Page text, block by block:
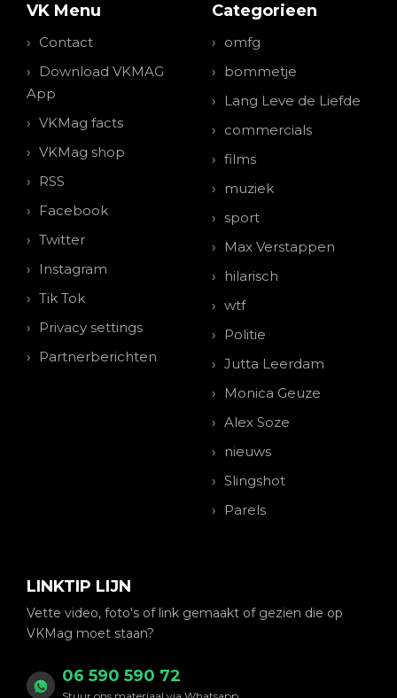
VK Menu
Contact
Download VKMAG
App
VKMag facts
VKMag shop
RSS
Facebook
Twitter
Instagram
Tik Tok
Privacy settings
Partnerberichten
Categorieen
omfg
bommetje
Lang Leve de Liefde
commercials
films
muziek
sport
Max Verstappen
hilarisch
wtf
Politie
Jutta Leerdam
Monica Geuze
Alex Soze
nieuws
Slingshot
Parels
LINKTIP LIJN
Vette video, foto's of link gemaakt of gezien die op
VKMag moet staan?
06 590 590 72